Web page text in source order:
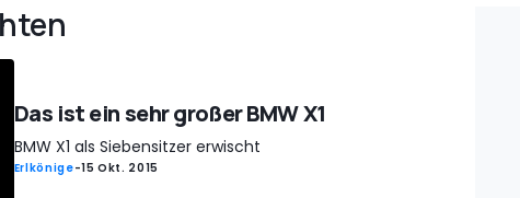
Das ist ein sehr großer BMW X1
BMW X1 als Siebensitzer erwischt
Erlkönige-15 Okt. 2015